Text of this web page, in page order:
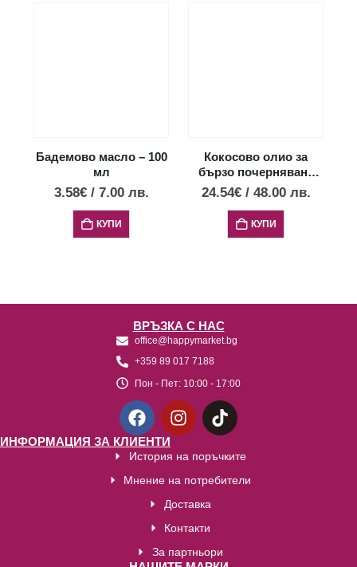
Бадемово масло – 100
мл
3.58€ / 7.00 лв.
КУПИ
Кокосово олио за
бързо почерняване
SPF15 – 200 мл
24.54€ / 48.00 лв.
КУПИ
ВРЪЗКА С НАС
office@happymarket.bg
+359 89 017 7188
Пон - Пет: 10:00 - 17:00
ИНФОРМАЦИЯ ЗА КЛИЕНТИ
История на поръчките
Мнение на потребители
Доставка
Контакти
За партньори